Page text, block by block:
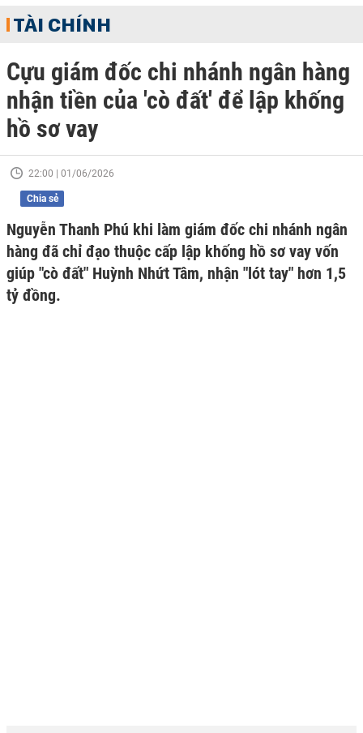
TÀI CHÍNH
Cựu giám đốc chi nhánh ngân hàng
nhận tiền của 'cò đất' để lập khống
hồ sơ vay
22:00 | 01/06/2026
Chia sẻ
Nguyễn Thanh Phú khi làm giám đốc chi nhánh ngân
hàng đã chỉ đạo thuộc cấp lập khống hồ sơ vay vốn
giúp "cò đất" Huỳnh Nhứt Tâm, nhận "lót tay" hơn 1,5
tỷ đồng.